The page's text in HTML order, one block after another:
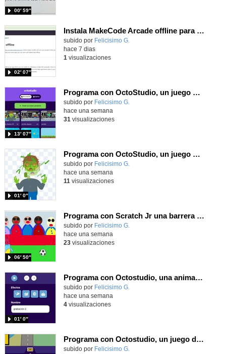
00′ 59″
Instala MakeCode Arcade offline para programar grandes juegos sin necesidad de Internet
Contenido educativo.
subido por Felicisimo G.
02′ 07″
hace 7 dias
1 visualizaciones
Programa con OctoStudio, un juego de disparos contra Zombies con un cargador basado en el House of the dead
Contenido educativo.
subido por Felicisimo G.
13′ 07″
hace una semana
31 visualizaciones
Programa con OctoStudio, un juego homenajeando al House of the dead con Zombies
Contenido educativo.
subido por Felicisimo G.
01′ 0″
hace una semana
11 visualizaciones
Programa con Scratch Jr una barrera que se desplaza para dar sensación de movimiento
Contenido educativo.
subido por Felicisimo G.
06′ 50″
hace una semana
23visualizaciones
Programa con Octostudio, una animación utilizando la cámara para una foto y audio y texto para comunicar.
Contenido educativo.
subido por Felicisimo G.
01′ 0″
hace una semana
4visualizaciones
Programa con Octostudio, un juego de Educación Víal cruzando un paso de cebra.
Contenido educativo.
subido por Felicisimo G.